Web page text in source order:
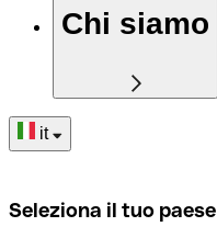
Chi siamo
it
Seleziona il tuo paese